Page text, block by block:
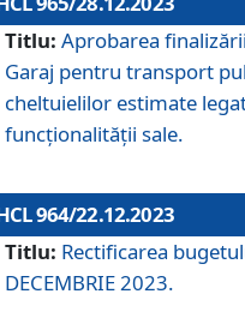
Titlu: Aprobarea
Garaj pentru transport
cheltuielilor estimate
funcționalității sale.
964/22.12.2023
Titlu: Rectificarea
DECEMBRIE 2023.